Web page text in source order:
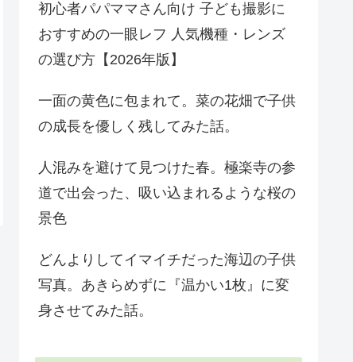
初心者パパママさん向け 子ども撮影に
おすすめの一眼レフ 人気機種・レンズ
の選び方【2026年版】
一面の黄色に包まれて。菜の花畑で子供
の成長を優しく残してみた話。
人混みを避けて見つけた春。極楽寺の参
道で出会った、吸い込まれるような桜の
景色
どんよりしてイマイチだった海辺の子供
写真。あきらめずに『温かい1枚』に変
身させてみた話。